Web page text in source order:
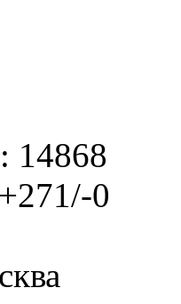
14868
0